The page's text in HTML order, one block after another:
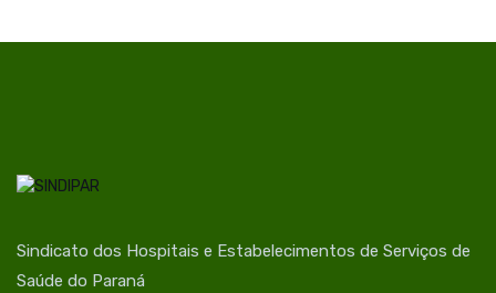
Sindicato dos Hospitais e Estabelecimentos de Serviços de
Saúde do Paraná